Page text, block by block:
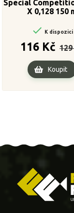
Special
X 0,128 150
 K dispozici
116 Kč
cena
129
Koupit